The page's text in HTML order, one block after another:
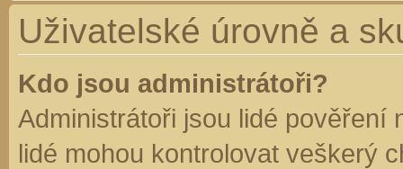
Uživatelské úrovně a
Kdo jsou administrátoři?
Administrátoři jsou lidé pověření
lidé mohou kontrolovat veškerý